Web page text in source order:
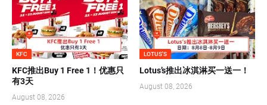
KFC
KFC推出Buy 1 Free 1！优惠只
有3天
August 08, 2026
LOTUS'S
Lotus’s推出冰淇淋买一送一！
August 08, 2026